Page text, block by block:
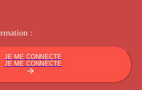
:
JE ME CONNECTE
JE ME CONNECTE